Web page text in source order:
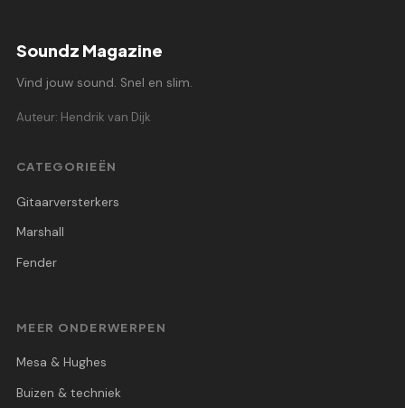
Soundz Magazine
Vind jouw sound. Snel en slim.
Auteur: Hendrik van Dijk
CATEGORIEËN
Gitaarversterkers
Marshall
Fender
MEER ONDERWERPEN
Mesa & Hughes
Buizen & techniek